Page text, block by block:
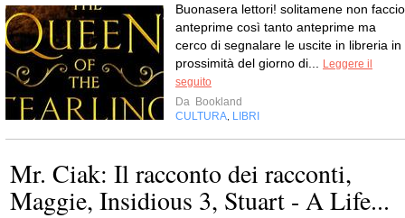
Buonasera lettori! solitamene non faccio
anteprime così tanto anteprime ma
cerco di segnalare le uscite in libreria in
prossimità del giorno di...
Leggere il
seguito
Da Bookland
CULTURA LIBRI
Mr. Ciak: Il racconto dei racconti,
Maggie, Insidious 3, Stuart - A Life...